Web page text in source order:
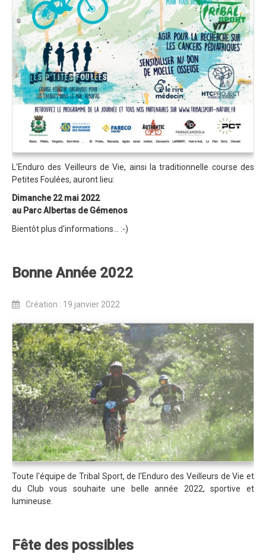
Edition 2022
Blog 2022
Règlement 2022
Dossier de presse 2022
Affiche 2022
Partenaires 2022
Plans des spéciales 2022
Résultats 2022
Photos 2022
Edition 2020
Blog 2020
Edition 2019
Revue de presse 2019
Résultats 2019
Plan des spéciales 2019
Programme 2019
Affiche 2019
Règlement 2019
Dossier de Presse 2019
Retour sur l'Enduro 2018
Enduro Kids 2019
Bilan de l'Enduro 2018
L'Enduro des Veilleurs de Vie, ainsi la traditionnelle course des
Petites Foulées, auront lieu:
Dimanche 22 mai 2022
au Parc Albertas de Gémenos
Bientôt plus d'informations... :-)
Bonne Année 2022
Création : 19 janvier 2022
Toute l'équipe de Tribal Sport, de l'Enduro des Veilleurs de Vie et
du Club vous souhaite une belle année 2022, sportive et
lumineuse.
Fête des possibles